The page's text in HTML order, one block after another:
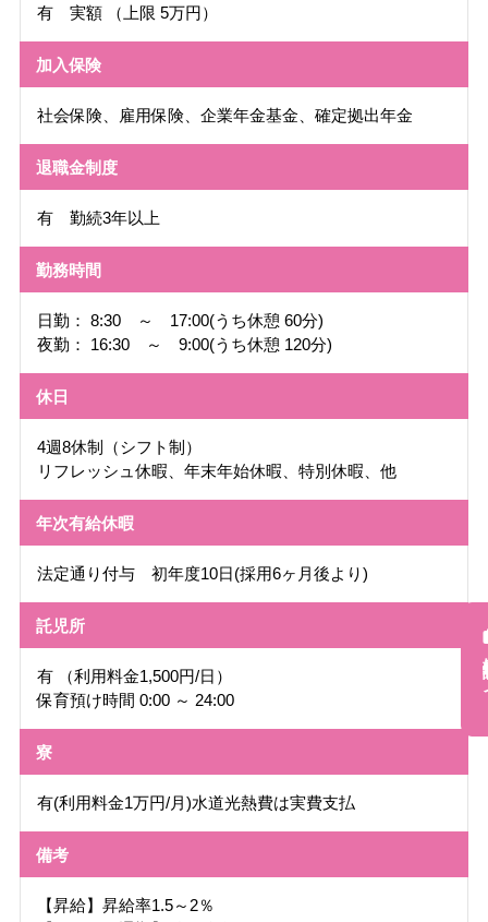
有 実額 （上限 5万円）
加入保険
社会保険、雇用保険、企業年金基金、確定拠出年金
退職金制度
有 勤続3年以上
勤務時間
日勤： 8:30 ～ 17:00(うち休憩 60分)
夜勤： 16:30 ～ 9:00(うち休憩 120分)
休日
4週8休制（シフト制）
リフレッシュ休暇、年末年始休暇、特別休暇、他
年次有給休暇
法定通り付与 初年度10日(採用6ヶ月後より)
託児所
有 （利用料金1,500円/日）
保育預け時間 0:00 ～ 24:00
寮
有(利用料金1万円/月)水道光熱費は実費支払
備考
【昇給】昇給率1.5～2％
採